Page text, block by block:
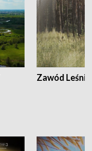
Zawód Leśnik